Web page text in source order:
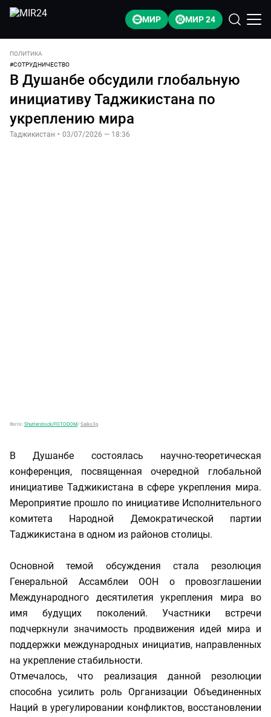
МИР МИР 24
ПОЛИТИКА
#СОТРУДНИЧЕСТВО
В Душанбе обсудили глобальную
инициативу Таджикистана по
укреплению мира
Таджикистан • 03/07/2026 — 18:36
Фото: Shutterstock/FOTODOM/ Saiko3p
В Душанбе состоялась научно-теоретическая
конференция, посвященная очередной глобальной
инициативе Таджикистана в сфере укрепления мира.
Мероприятие прошло по инициативе Исполнительного
комитета Народной Демократической партии
Таджикистана в одном из районов столицы.
Основной темой обсуждения стала резолюция
Генеральной Ассамблеи ООН о провозглашении
Международного десятилетия укрепления мира во
имя будущих поколений. Участники встречи
подчеркнули значимость продвижения идей мира и
поддержки международных инициатив, направленных
на укрепление стабильности.
Отмечалось, что реализация данной резолюции
способна усилить роль Организации Объединенных
Наций в урегулировании конфликтов, восстановлении